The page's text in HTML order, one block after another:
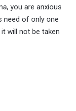
you are anxious
need of only one
will not be taken